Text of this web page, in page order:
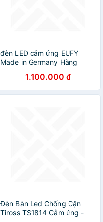
đèn LED cảm ứng EUFY
Made in Germany Hàng
1.100.000 đ
Đèn Bàn Led Chống Cận
Tiross TS1814 Cảm ứng -